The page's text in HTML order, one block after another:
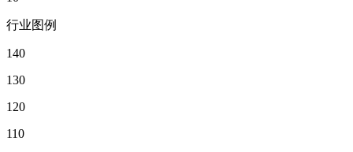
行业图例
140
130
120
110